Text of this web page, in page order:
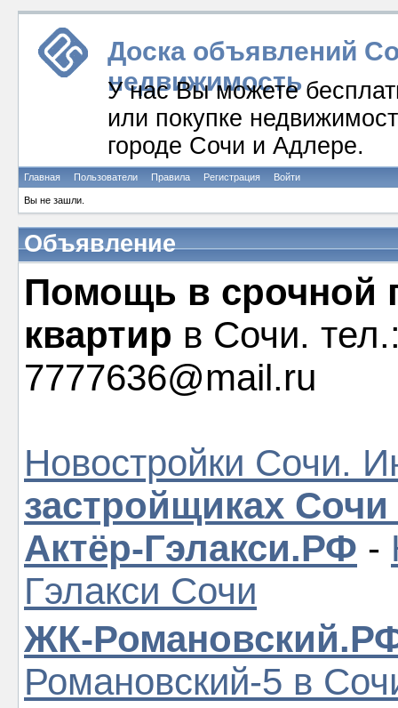
Доска объявлений
недвижимость
У нас Вы можете
или покупке
городе Сочи и Адлере.
Главная Пользователи Правила Регистрация Войти
Вы не зашли.
Объявление
Помощь в срочной
квартир в Сочи.
7777636@mail.ru
Новостройки Сочи.
застройщиках Сочи
Актёр-Гэлакси.РФ -
Гэлакси Сочи
ЖК-
Романовский-5 в